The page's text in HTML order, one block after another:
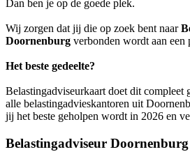
Dan ben je op de goede plek.
Wij zorgen dat jij die op zoek bent naar
Doornenburg verbonden wordt aan een
Het beste gedeelte?
Belastingadviseurkaart doet dit
alle belastingadvieskantoren uit
jij het beste geholpen wordt in 2026 en
Belastingadviseur Doornenburg